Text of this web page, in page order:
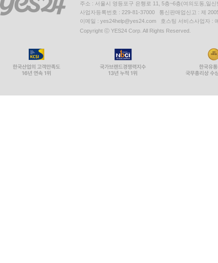
주소 : 서울시 영등포구 은행로 11, 5층~6층(여의도동,일신
사업자등록번호 : 229-81-37000 통신판매업신고 : 제
이메일 : yes24help@yes24.com 호스팅 서비스사업자 :
Copyright ⓒ YES24 Corp. All Rights Reserved.